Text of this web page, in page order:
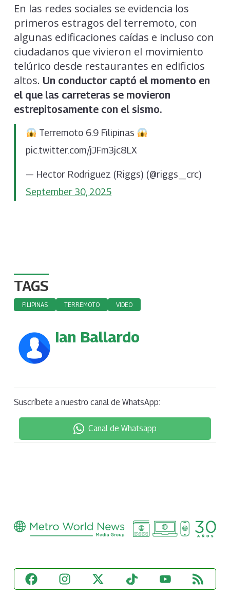
En las redes sociales se evidencia los
primeros estragos del terremoto, con
algunas edificaciones caídas e incluso con
ciudadanos que vivieron el movimiento
telúrico desde restaurantes en edificios
altos. Un conductor captó el momento en
el que las carreteras se movieron
estrepitosamente con el sismo.
Terremoto 6.9 Filipinas
pic.twitter.com/jJFm3jc8LX
— Hector Rodriguez (Riggs) (@riggs_crc)
September 30, 2025
TAGS
FILIPINAS TERREMOTO VIDEO
Ian Ballardo
Suscríbete a nuestro canal de WhatsApp:
Canal de Whatsapp